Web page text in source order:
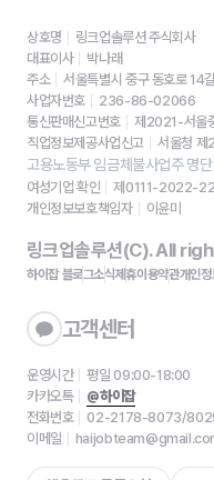
상호명
링크업솔루션 주식회사
대표이사
박나래
주소
서울특별시 중구 동호로 14
사업자번호
236-86-02066
통신판매신고번호
제2021-서울
직업정보제공사업신고
서울청
고용노동부 임금체불사업주 명단
여성기업 확인
제0111-2022-
개인정보보호책임자
이윤미
링크업솔루션(C). All
하이잡 블로그소식제휴이용약관개인정
고객센터
운영시간
평일 09:00-18:00
카카오톡
@하이잡
전화번호
02-2178-8073/
이메일